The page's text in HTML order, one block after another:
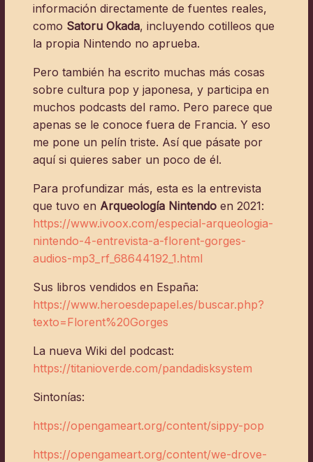
información directamente de fuentes reales,
como Satoru Okada, incluyendo cotilleos que
la propia Nintendo no aprueba.
Pero también ha escrito muchas más cosas
sobre cultura pop y japonesa, y participa en
muchos podcasts del ramo. Pero parece que
apenas se le conoce fuera de Francia. Y eso
me pone un pelín triste. Así que pásate por
aquí si quieres saber un poco de él.
Para profundizar más, esta es la entrevista
que tuvo en Arqueología Nintendo en 2021:
https://www.ivoox.com/especial-arqueologia-
nintendo-4-entrevista-a-florent-gorges-
audios-mp3_rf_68644192_1.html
Sus libros vendidos en España:
https://www.heroesdepapel.es/buscar.php?
texto=Florent%20Gorges
La nueva Wiki del podcast:
https://titanioverde.com/pandadisksystem
Sintonías:
https://opengameart.org/content/sippy-pop
https://opengameart.org/content/we-drove-